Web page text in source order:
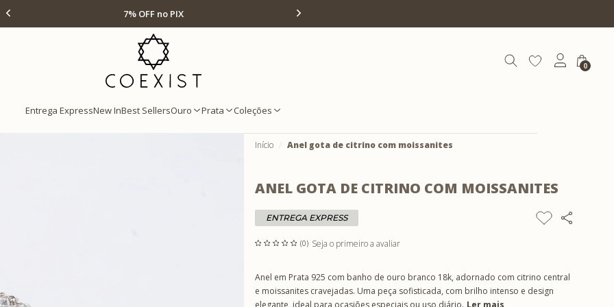
Até 12x s/ juros
Ir para Home Prata
0
Entrega ExpressNew InBest SellersOuro Prata Coleções
Início Anel gota de citrino com moissanites
ANEL GOTA DE CITRINO COM MOISSANITES
ENTREGA EXPRESS
(0) Seja o primeiro a avaliar
Anel em Prata 925 com banho de ouro branco 18k, adornado com citrino central
e moissanites cravejadas. Uma peça sofisticada, com brilho intenso e design
elegante, ideal para ocasiões especiais ou uso diário. Ler mais